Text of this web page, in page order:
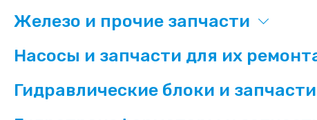
Железо и прочие запчасти
Насосы и запчасти для их
Гидравлические блоки и